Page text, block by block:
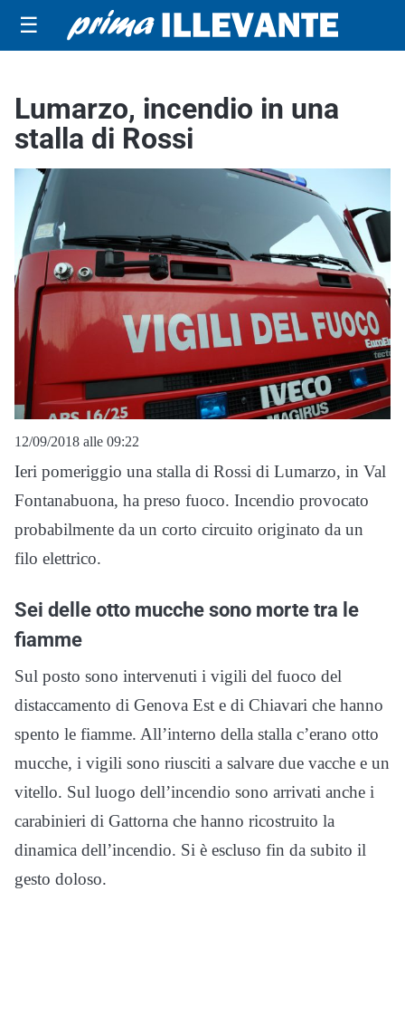
☰
Lumarzo, incendio in una
stalla di Rossi
12/09/2018 alle 09:22
Ieri pomeriggio una stalla di Rossi di Lumarzo, in Val
Fontanabuona, ha preso fuoco. Incendio provocato
probabilmente da un corto circuito originato da un
filo elettrico.
Sei delle otto mucche sono morte tra le
fiamme
Sul posto sono intervenuti i vigili del fuoco del
distaccamento di Genova Est e di Chiavari che hanno
spento le fiamme. All’interno della stalla c’erano otto
mucche, i vigili sono riusciti a salvare due vacche e un
vitello. Sul luogo dell’incendio sono arrivati anche i
carabinieri di Gattorna che hanno ricostruito la
dinamica dell’incendio. Si è escluso fin da subito il
gesto doloso.